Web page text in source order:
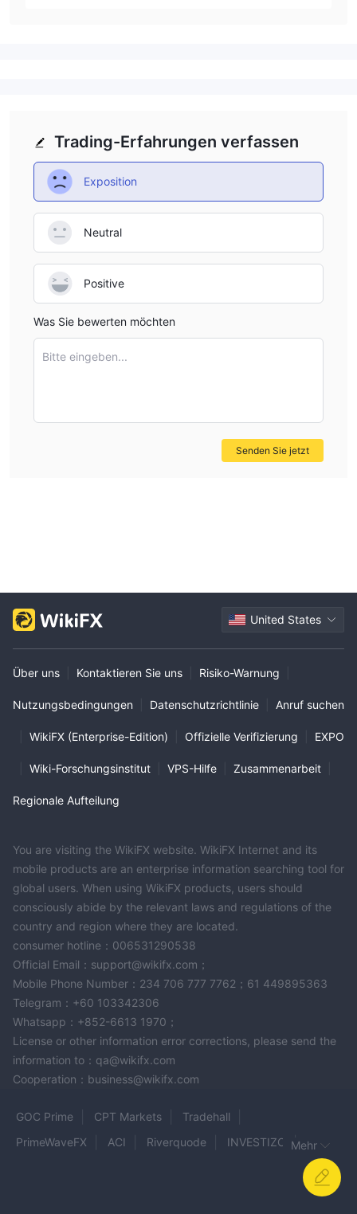
Trading-Erfahrungen verfassen
Exposition
Neutral
Positive
Was Sie bewerten möchten
Bitte eingeben...
Senden Sie jetzt
United States
Über uns Kontaktieren Sie uns Risiko-Warnung
Nutzungsbedingungen Datenschutzrichtlinie Anruf suchen
WikiFX (Enterprise-Edition) Offizielle Verifizierung EXPO
Wiki-Forschungsinstitut VPS-Hilfe Zusammenarbeit
Regionale Aufteilung
You are visiting the WikiFX website. WikiFX Internet and its
mobile products are an enterprise information searching tool for
global users. When using WikiFX products, users should
consciously abide by the relevant laws and regulations of the
country and region where they are located.
consumer hotline：006531290538
Official Email：support@wikifx.com；
Mobile Phone Number：234 706 777 7762；61 449895363
Telegram：+60 103342306
Whatsapp：+852-6613 1970；
License or other information error corrections, please send the
information to：qa@wikifx.com
Cooperation：business@wikifx.com
GOC Prime CPT Markets
Tradehall
PrimeWaveFX
ACI Riverquode
INVESTIZO
PROMORION GROUP
Mehr